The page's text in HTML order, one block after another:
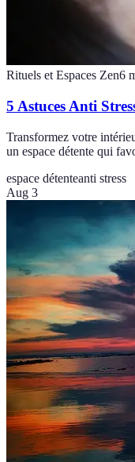
Rituels et Espaces Zen6
5 Astuces Anti
Transformez votre
un espace détente qui
espace détenteanti stress
Aug 3